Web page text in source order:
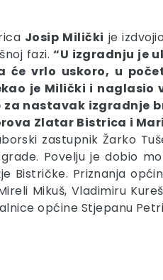
Josip Milički je
fazi.“U izgradnju je
će vrlo uskoro, u
je Milički i
nastavak izgradnje
Zlatar Bistrica i
zastupnik Žarko
Povelju je dobio
Bistričke. Priznanja
Mikuš, Vladimiru
općine Stjepanu